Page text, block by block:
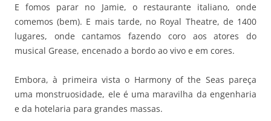
E fomos parar no Jamie, o restaurante italiano, onde
comemos (bem). E mais tarde, no Royal Theatre, de 1400
lugares, onde cantamos fazendo coro aos atores do
musical Grease, encenado a bordo ao vivo e em cores.
Embora, à primeira vista o Harmony of the Seas pareça
uma monstruosidade, ele é uma maravilha da engenharia
e da hotelaria para grandes massas.